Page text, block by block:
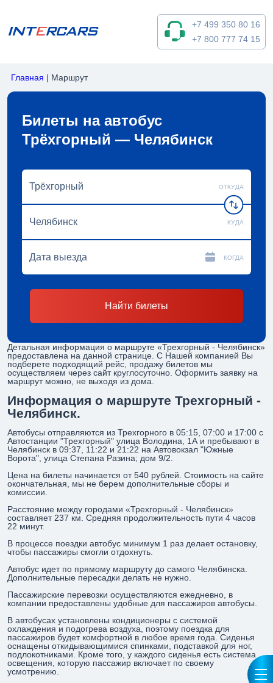
+7 499 350 80 16
+7 800 777 74 15
Главная | Маршрут
Билеты на автобус
Трёхгорный — Челябинск
ОТКУДА
КУДА
КОГДА
Найти билеты
Детальная информация о маршруте «Трехгорный - Челябинск»
предоставлена на данной странице. С Нашей компанией Вы
подберете подходящий рейс, продажу билетов мы
осуществляем через сайт круглосуточно. Оформить заявку на
маршрут можно, не выходя из дома.
Информация о маршруте Трехгорный -
Челябинск.
Автобусы отправляются из Трехгорного в 05:15, 07:00 и 17:00 с
Автостанции "Трехгорный" улица Володина, 1А и пребывают в
Челябинск в 09:37, 11:22 и 21:22 на Автовокзал "Южные
Ворота", улица Степана Разина; дом 9/2.
Цена на билеты начинается от 540 рублей. Стоимость на сайте
окончательная, мы не берем дополнительные сборы и
комиссии.
Расстояние между городами «Трехгорный - Челябинск»
составляет 237 км. Средняя продолжительность пути 4 часов
22 минут.
В процессе поездки автобус минимум 1 раз делает остановку,
чтобы пассажиры смогли отдохнуть.
Автобус идет по прямому маршруту до самого Челябинска.
Дополнительные пересадки делать не нужно.
Пассажирские перевозки осуществляются ежедневно, в
компании предоставлены удобные для пассажиров автобусы.
В автобусах установлены кондиционеры с системой
охлаждения и подогрева воздуха, поэтому поездка для
пассажиров будет комфортной в любое время года. Сиденья
оснащены откидывающимися спинками, подставкой для ног,
подлокотниками. Кроме того, у каждого сиденья есть система
освещения, которую пассажир включает по своему
усмотрению.